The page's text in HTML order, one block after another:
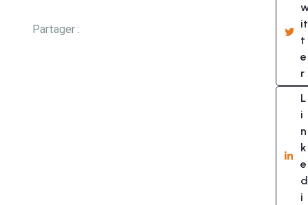
Partager :
it
t
e
r
L
i
n
k
e
d
i